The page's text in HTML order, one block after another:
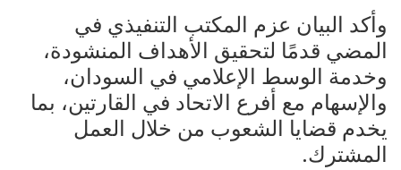
وأكد البيان عزم المكتب التنفيذي في
المضي قدمًا لتحقيق الأهداف المنشودة،
وخدمة الوسط الإعلامي في السودان،
والإسهام مع أفرع الاتحاد في القارتين، بما
يخدم قضايا الشعوب من خلال العمل
المشترك.